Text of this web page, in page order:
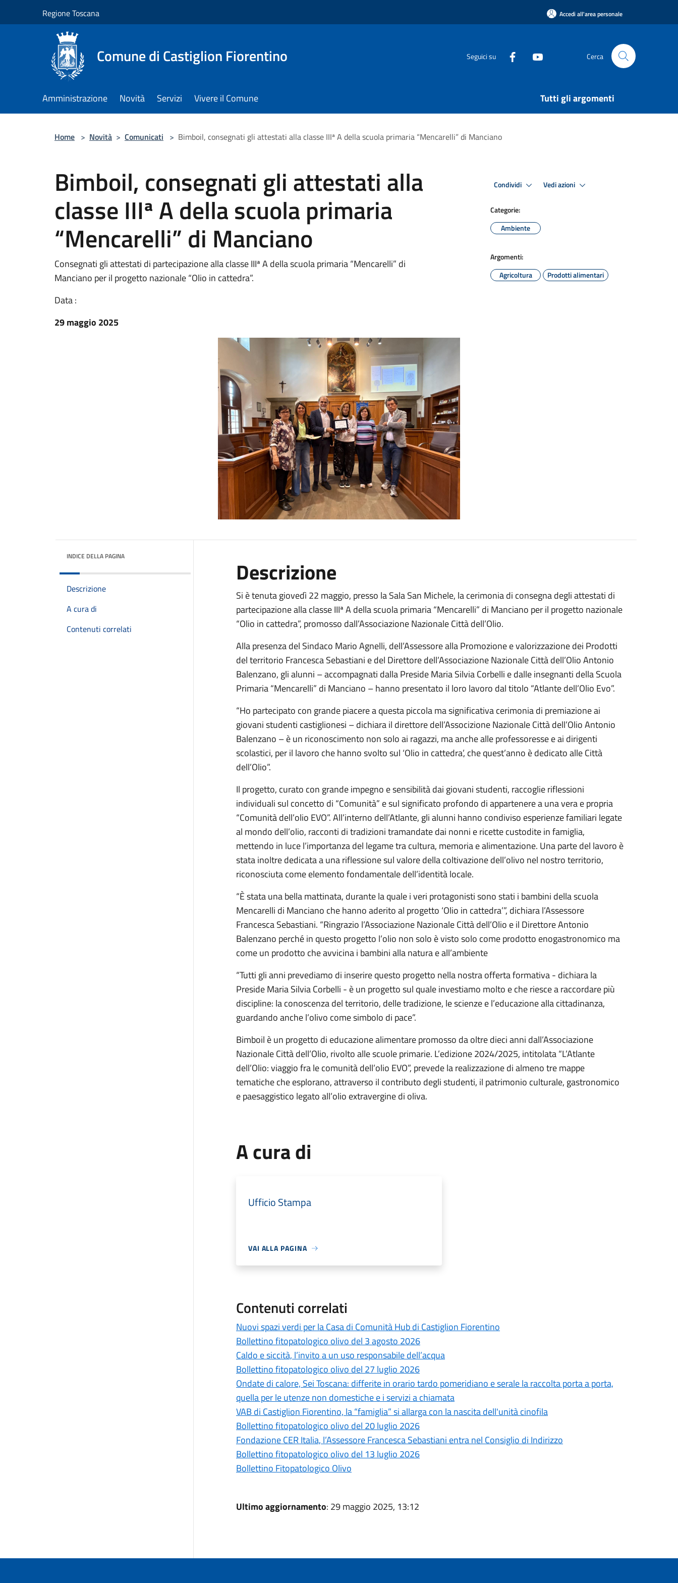
Regione Toscana Accedi all'area personale
Comune di Castiglion Fiorentino Seguici su Cerca
Amministrazione Novità Servizi Vivere il Comune Tutti gli argomenti
Home > Novità > Comunicati > Bimboil, consegnati gli attestati alla classe IIIª A della scuola primaria “Mencarelli” di Manciano
Bimboil, consegnati gli attestati alla
classe IIIª A della scuola primaria
“Mencarelli” di Manciano
Consegnati gli attestati di partecipazione alla classe IIIª A della scuola primaria “Mencarelli” di
Manciano per il progetto nazionale “Olio in cattedra”.
Data :
29 maggio 2025
Condividi Vedi azioni
Categorie:
Ambiente
Argomenti:
Agricoltura
Prodotti alimentari
INDICE DELLA PAGINA
Descrizione
A cura di
Contenuti correlati
Descrizione
Si è tenuta giovedì 22 maggio, presso la Sala San Michele, la cerimonia di consegna degli attestati di
partecipazione alla classe IIIª A della scuola primaria “Mencarelli” di Manciano per il progetto nazionale
“Olio in cattedra”, promosso dall’Associazione Nazionale Città dell’Olio.
Alla presenza del Sindaco Mario Agnelli, dell’Assessore alla Promozione e valorizzazione dei Prodotti
del territorio Francesca Sebastiani e del Direttore dell’Associazione Nazionale Città dell’Olio Antonio
Balenzano, gli alunni – accompagnati dalla Preside Maria Silvia Corbelli e dalle insegnanti della Scuola
Primaria “Mencarelli” di Manciano – hanno presentato il loro lavoro dal titolo “Atlante dell’Olio Evo”.
“Ho partecipato con grande piacere a questa piccola ma significativa cerimonia di premiazione ai
giovani studenti castiglionesi – dichiara il direttore dell’Associzione Nazionale Città dell’Olio Antonio
Balenzano – è un riconoscimento non solo ai ragazzi, ma anche alle professoresse e ai dirigenti
scolastici, per il lavoro che hanno svolto sul ‘Olio in cattedra’, che quest’anno è dedicato alle Città
dell’Olio”.
Il progetto, curato con grande impegno e sensibilità dai giovani studenti, raccoglie riflessioni
individuali sul concetto di “Comunità” e sul significato profondo di appartenere a una vera e propria
“Comunità dell’olio EVO”. All’interno dell’Atlante, gli alunni hanno condiviso esperienze familiari legate
al mondo dell’olio, racconti di tradizioni tramandate dai nonni e ricette custodite in famiglia,
mettendo in luce l’importanza del legame tra cultura, memoria e alimentazione. Una parte del lavoro è
stata inoltre dedicata a una riflessione sul valore della coltivazione dell’olivo nel nostro territorio,
riconosciuta come elemento fondamentale dell’identità locale.
“È stata una bella mattinata, durante la quale i veri protagonisti sono stati i bambini della scuola
Mencarelli di Manciano che hanno aderito al progetto ‘Olio in cattedra’”, dichiara l’Assessore
Francesca Sebastiani. “Ringrazio l’Associazione Nazionale Città dell’Olio e il Direttore Antonio
Balenzano perché in questo progetto l’olio non solo è visto solo come prodotto enogastronomico ma
come un prodotto che avvicina i bambini alla natura e all’ambiente
“Tutti gli anni prevediamo di inserire questo progetto nella nostra offerta formativa - dichiara la
Preside Maria Silvia Corbelli - è un progetto sul quale investiamo molto e che riesce a raccordare più
discipline: la conoscenza del territorio, delle tradizione, le scienze e l’educazione alla cittadinanza,
guardando anche l’olivo come simbolo di pace”.
Bimboil è un progetto di educazione alimentare promosso da oltre dieci anni dall’Associazione
Nazionale Città dell’Olio, rivolto alle scuole primarie. L’edizione 2024/2025, intitolata “L’Atlante
dell’Olio: viaggio fra le comunità dell’olio EVO”, prevede la realizzazione di almeno tre mappe
tematiche che esplorano, attraverso il contributo degli studenti, il patrimonio culturale, gastronomico
e paesaggistico legato all’olio extravergine di oliva.
A cura di
Ufficio Stampa
VAI ALLA PAGINA
Contenuti correlati
Nuovi spazi verdi per la Casa di Comunità Hub di Castiglion Fiorentino
Bollettino fitopatologico olivo del 3 agosto 2026
Caldo e siccità, l’invito a un uso responsabile dell’acqua
Bollettino fitopatologico olivo del 27 luglio 2026
Ondate di calore, Sei Toscana: differite in orario tardo pomeridiano e serale la raccolta porta a porta,
quella per le utenze non domestiche e i servizi a chiamata
VAB di Castiglion Fiorentino, la “famiglia” si allarga con la nascita dell'unità cinofila
Bollettino fitopatologico olivo del 20 luglio 2026
Fondazione CER Italia, l’Assessore Francesca Sebastiani entra nel Consiglio di Indirizzo
Bollettino fitopatologico olivo del 13 luglio 2026
Bollettino Fitopatologico Olivo
Ultimo aggiornamento: 29 maggio 2025, 13:12